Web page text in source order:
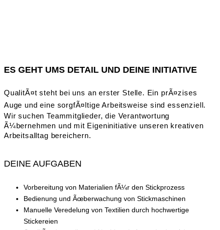
ES GEHT UMS DETAIL UND DEINE INITIATIVE
QualitÃ¤t steht bei uns an erster Stelle. Ein prÃ¤zises
Auge und eine sorgfÃ¤ltige Arbeitsweise sind essenziell.
Wir suchen Teammitglieder, die Verantwortung
Ã¼bernehmen und mit Eigeninitiative unseren kreativen
Arbeitsalltag bereichern.
DEINE AUFGABEN
Vorbereitung von Materialien fÃ¼r den Stickprozess
Bedienung und Ãœberwachung von Stickmaschinen
Manuelle Veredelung von Textilien durch hochwertige
Stickereien